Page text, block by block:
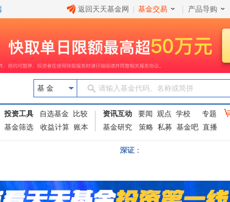
返回天天基金网 基金交易 产品导购
基 金 请输入基金代码、名称或简拼
投资工具 自选基金
比较
基金筛选
收益计算 账本
资讯互动 要闻 观点 学校
专题
基金研究
策略 私募 基金吧 直播
深证：